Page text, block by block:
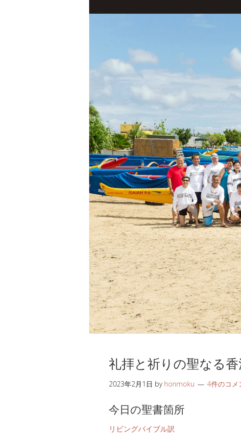
礼拝と祈りの聖なる
2023年2月1日 by honmoku 4件のコメ
今日の聖書箇所
リビングバイブル訳